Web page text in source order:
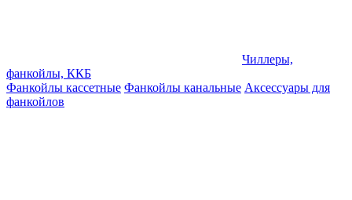
Чиллеры,
фанкойлы, ККБ
Фанкойлы кассетные Фанкойлы канальные Аксессуары для
фанкойлов